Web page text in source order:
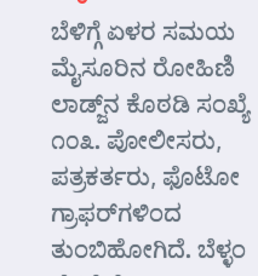
ಬೆಳಿಗ್ಗೆ ಏಳರ ಸಮಯ
ಮೈಸೂರಿನ ರೋಹಿಣಿ
ಲಾಡ್ಜ್‌ನ ಕೊಠಡಿ ಸಂಖ್ಯೆ
೧೦೩. ಪೋಲೀಸರು,
ಪತ್ರಕರ್ತರು, ಫೊಟೋ
ಗ್ರಾಫರ್‌ಗಳಿಂದ
ತುಂಬಿಹೋಗಿದೆ. ಬೆಳ್ಳಂ